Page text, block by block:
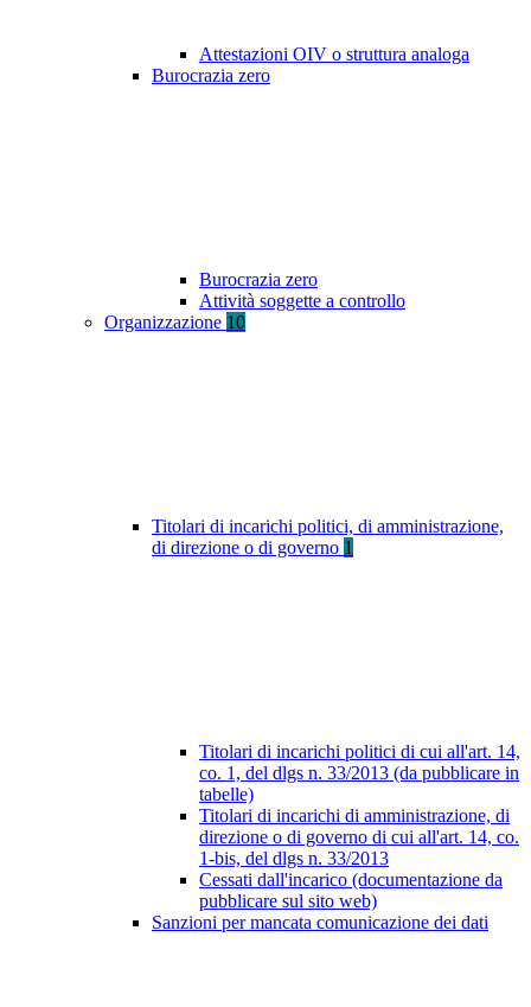
Attestazioni OIV o struttura analoga
Burocrazia zero
Burocrazia zero
Attività soggette a controllo
Organizzazione 10
Titolari di incarichi politici, di amministrazione,
di direzione o di governo 1
Titolari di incarichi politici di cui all'art. 14,
co. 1, del dlgs n. 33/2013 (da pubblicare in
tabelle)
Titolari di incarichi di amministrazione, di
direzione o di governo di cui all'art. 14, co.
1-bis, del dlgs n. 33/2013
Cessati dall'incarico (documentazione da
pubblicare sul sito web)
Sanzioni per mancata comunicazione dei dati